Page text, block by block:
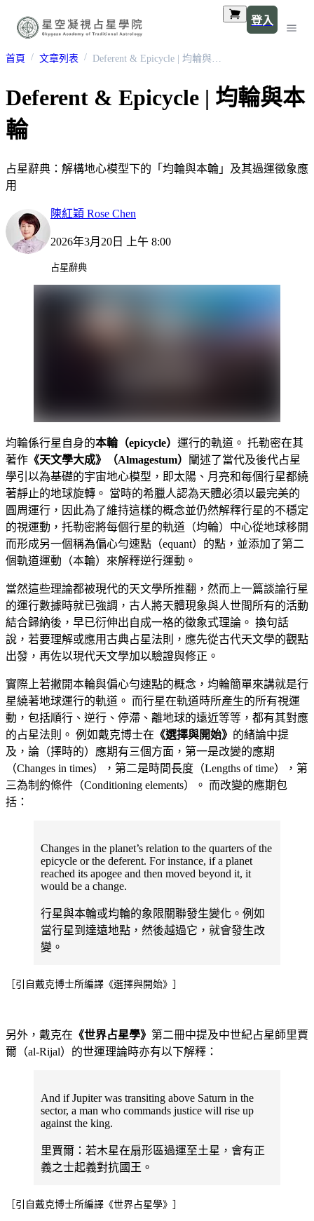
登入
首頁 文章列表 Deferent & Epicycle | 均輪與本輪
Deferent & Epicycle | 均輪與本
輪
占星辭典：解構地心模型下的「均輪與本輪」及其過運徵象應
用
陳紅穎 Rose Chen
2026年3月20日 上午 8:00
占星辭典
均輪係行星自身的本輪（epicycle） 運行的軌道。 托勒密在其
著作 《天文學大成》（Almagestum）
闡述了當代及後代占星
學引以為基礎的宇宙地心模型，即太陽、月亮和每個行星都繞
著靜止的地球旋轉。 當時的希臘人認為天體必須以最完美的
圓周運行，因此為了維持這樣的概念並仍然解釋行星的不穩定
的視運動，托勒密將每個行星的軌道（均輪）中心從地球移開
而形成另一個稱為偏心勻速點（equant）的點，並添加了第二
個軌道運動（本輪）來解釋逆行運動。
當然這些理論都被現代的天文學所推翻，然而上一篇談論行星
的運行數據時就已強調，古人將天體現象與人世間所有的活動
結合歸納後，早已衍伸出自成一格的徵象式理論。 換句話
說，若要理解或應用古典占星法則，應先從古代天文學的觀點
出發，再佐以現代天文學加以驗證與修正。
實際上若撇開本輪與偏心勻速點的概念，均輪簡單來講就是行
星繞著地球運行的軌道。 而行星在軌道時所產生的所有視運
動，包括順行、逆行、停滯、離地球的遠近等等，都有其對應
的占星法則。 例如戴克博士在 《選擇與開始》 的緒論中提
及，論（擇時的）應期有三個方面，第一是改變的應期
（Changes in times），第二是時間長度（Lengths of time），第
三為制約條件（Conditioning elements）。 而改變的應期包
括：
Changes in the planet’s relation to the quarters of the
epicycle or the deferent. For instance, if a planet
reached its apogee and then moved beyond it, it
would be a change.
行星與本輪或均輪的象限關聯發生變化。例如
當行星到達遠地點，然後越過它，就會發生改
變。
［引自戴克博士所編譯《選擇與開始》］
另外，戴克在 《世界占星學》 第二冊中提及中世紀占星師里賈
爾（al-Rijal）的世運理論時亦有以下解釋：
And if Jupiter was transiting above Saturn in the
sector, a man who commands justice will rise up
against the king.
里賈爾：若木星在扇形區過運至土星，會有正
義之士起義對抗國王。
［引自戴克博士所編譯《世界占星學》］